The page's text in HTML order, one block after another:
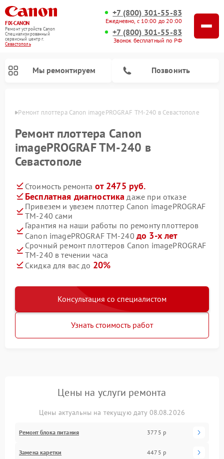
FIX-CANON
Ремонт устройств Canon
Специализированный
cервисный центр г.
Севастополь
+7 (800) 301-55-83
Ежедневно, с 10:00 до 20:00
+7 (800) 301-55-83
Звонок бесплатный по РФ
Мы ремонтируем Позвонить
Ремонт плоттера Canon imagePROGRAF TM-240 в Севастополе
Ремонт плоттера Canon
imagePROGRAF TM-240 в
Севастополе
Стоимость ремонта от 2475 руб.
Бесплатная диагностика даже при отказе
Привезем и увезем плоттер Canon imagePROGRAF
TM-240 сами
Гарантия на наши работы по ремонту плоттеров
Canon imagePROGRAF TM-240 до 3-х лет
Срочный ремонт плоттеров Canon imagePROGRAF
TM-240 в течении часа
Скидка для вас до 20%
Консультация со специалистом
Узнать стоимость работ
Цены на услуги ремонта
Цены актуальны на текущую дату 08.08.2026
Ремонт блока питания 3775 р
Замена каретки 4475 р